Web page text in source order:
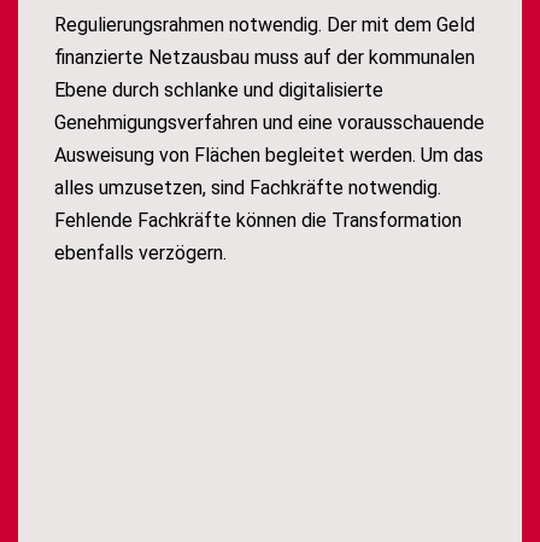
Regulierungsrahmen notwendig. Der mit dem Geld
finanzierte Netzausbau muss auf der kommunalen
Ebene durch schlanke und digitalisierte
Genehmigungsverfahren und eine vorausschauende
Ausweisung von Flächen begleitet werden. Um das
alles umzusetzen, sind Fachkräfte notwendig.
Fehlende Fachkräfte können die Transformation
ebenfalls verzögern.